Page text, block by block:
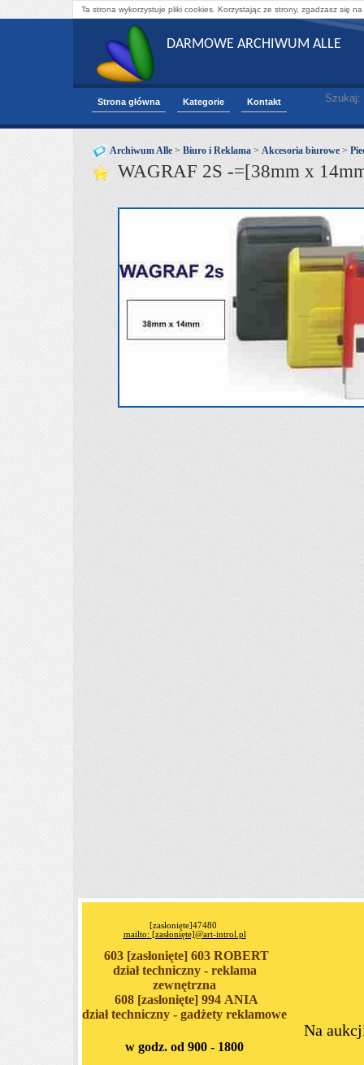
Ta strona wykorzystuje pliki cookies. Korzystając ze strony, zgadzasz się
DARMOWE ARCHIWUM ALLE
Strona główna Kategorie Kontakt Szukaj:
Archiwum Alle > Biuro i Reklama > Akcesoria biurowe >
WAGRAF 2S -=[38mm x
[zasłonięte]47480
mailto: [zasłonięte]@art-introl.pl
603 [zasłonięte]603 ROBERT
dział techniczny - reklama
zewnętrzna
608 [zasłonięte]994 ANIA
dział techniczny - gadżety reklamowe
w godz. od 900 - 1800
Na